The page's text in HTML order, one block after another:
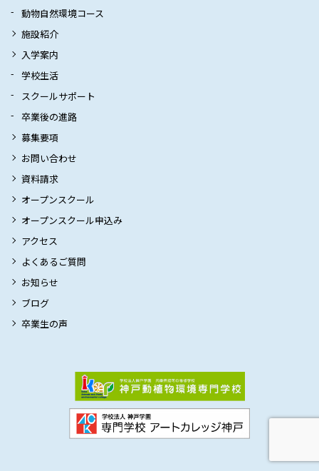
動物自然環境コース
施設紹介
入学案内
学校生活
スクールサポート
卒業後の進路
募集要項
お問い合わせ
資料請求
オープンスクール
オープンスクール申込み
アクセス
よくあるご質問
お知らせ
ブログ
卒業生の声